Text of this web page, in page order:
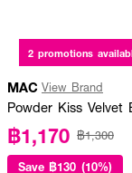
2 promotions
MAC View Brand
Powder Kiss Velvet
฿1,170 ฿1,300
Save ฿130 (10%)